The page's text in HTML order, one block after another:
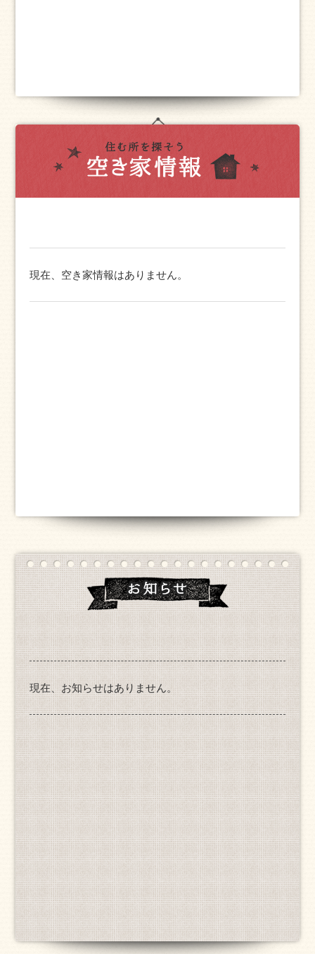
現在、空き家情報はありません。
現在、お知らせはありません。